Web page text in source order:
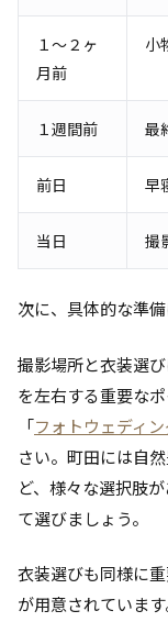
１～２ヶ
月前
小
１週間前 最
前日 早
当日 撮
次に、具体的な準備
撮影場所と衣装選
を左右する重要な
「フォトウェディ
さい。町田には自
ど、様々な選択肢
て選びましょう。
衣装選びも同様に
が用意されていま